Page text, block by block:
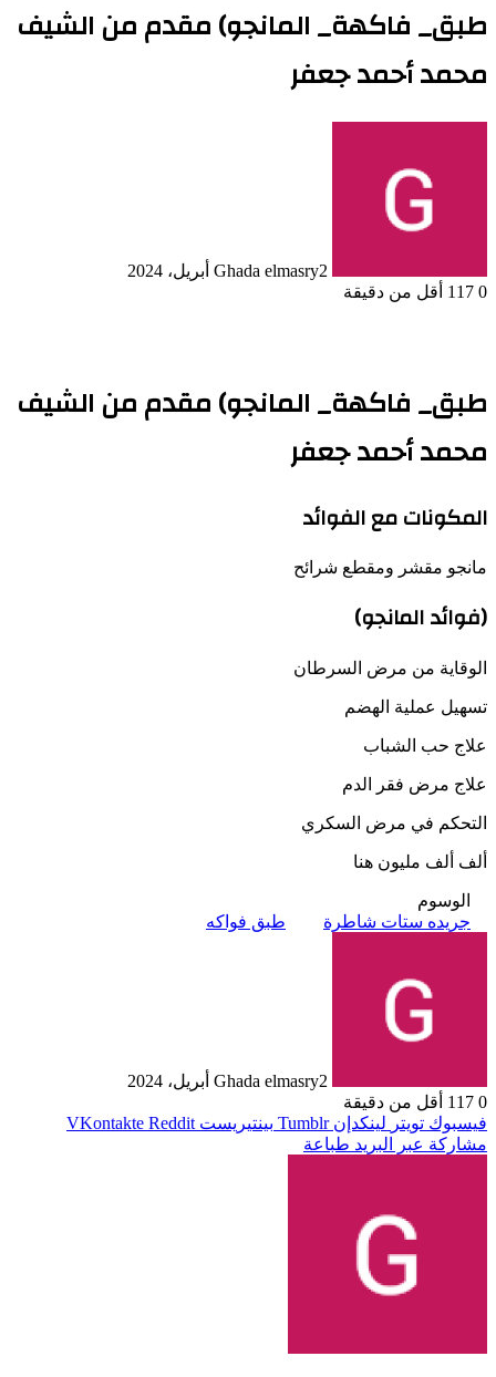
طبق_ فاكهة_ المانجو) مقدم من الشيف
محمد أحمد جعفر
Ghada elmasry2 أبريل، 2024
0
أقل من دقيقة
طبق_ فاكهة_ المانجو) مقدم من الشيف
محمد أحمد جعفر
المكونات مع الفوائد
مانجو مقشر ومقطع شرائح
(فوائد المانجو)
الوقاية من مرض السرطان
تسهيل عملية الهضم
علاج حب الشباب
علاج مرض فقر الدم
التحكم في مرض السكري
ألف ألف مليون هنا
الوسوم
جريده ستات شاطرة
طبق فواكه
Ghada elmasry2 أبريل، 2024
0
أقل من دقيقة
فيسبوك تويتر لينكدإن بينتيريست
مشاركة عبر البريد طباعة